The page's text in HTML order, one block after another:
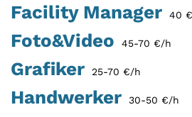
Facility Manager 40
Foto&Video 45-70 €/h
Grafiker 25-70 €/h
Handwerker 30-50 €/h